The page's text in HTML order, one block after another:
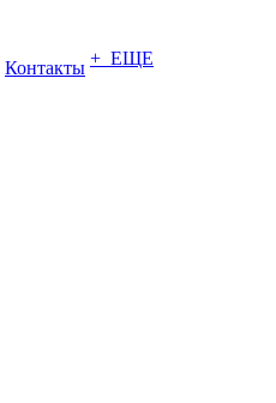
Контакты + ЕЩЕ